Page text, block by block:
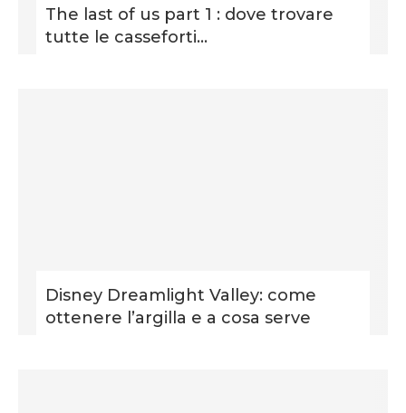
The last of us part 1 : dove trovare
tutte le casseforti...
Disney Dreamlight Valley: come
ottenere l’argilla e a cosa serve